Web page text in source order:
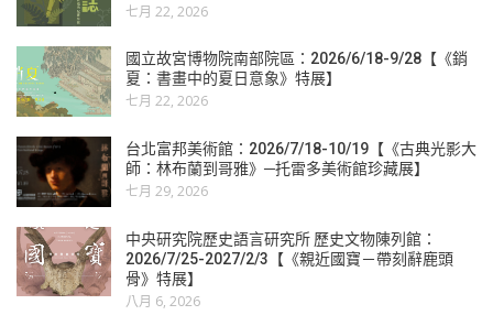
七月 22, 2026
國立故宮博物院南部院區：2026/6/18-9/28【《銷
夏：書畫中的夏日意象》特展】
七月 22, 2026
台北富邦美術館：2026/7/18-10/19【《古典光影大
師：林布蘭到哥雅》─托雷多美術館珍藏展】
七月 29, 2026
中央研究院歷史語言研究所 歷史文物陳列館：
2026/7/25-2027/2/3【《親近國寶－帶刻辭鹿頭
骨》特展】
八月 6, 2026